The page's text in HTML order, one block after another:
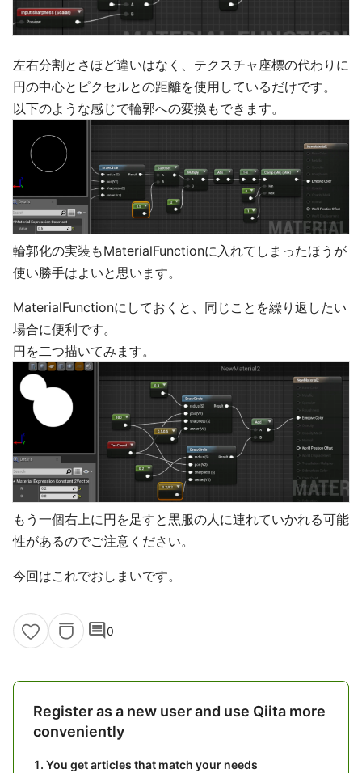
左右分割とさほど違いはなく、テクスチャ座標の代わりに
円の中心とピクセルとの距離を使用しているだけです。
以下のような感じで輪郭への変換もできます。
輪郭化の実装もMaterialFunctionに入れてしまったほうが
使い勝手はよいと思います。
MaterialFunctionにしておくと、同じことを繰り返したい
場合に便利です。
円を二つ描いてみます。
もう一個右上に円を足すと黒服の人に連れていかれる可能
性があるのでご注意ください。
今回はこれでおしまいです。
comment0
Register as a new user and use Qiita more
conveniently
You get articles that match your needs